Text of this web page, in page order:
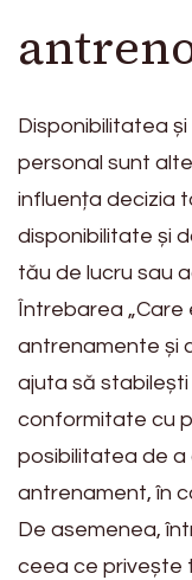
Disponibilitatea
personal sunt
influența decizia
disponibilitate și
tău de lucru sau
Întrebarea
antrenamente și
ajuta să
conformitate cu
posibilitatea de a
antrenament, în
De asemenea,
ceea ce privește